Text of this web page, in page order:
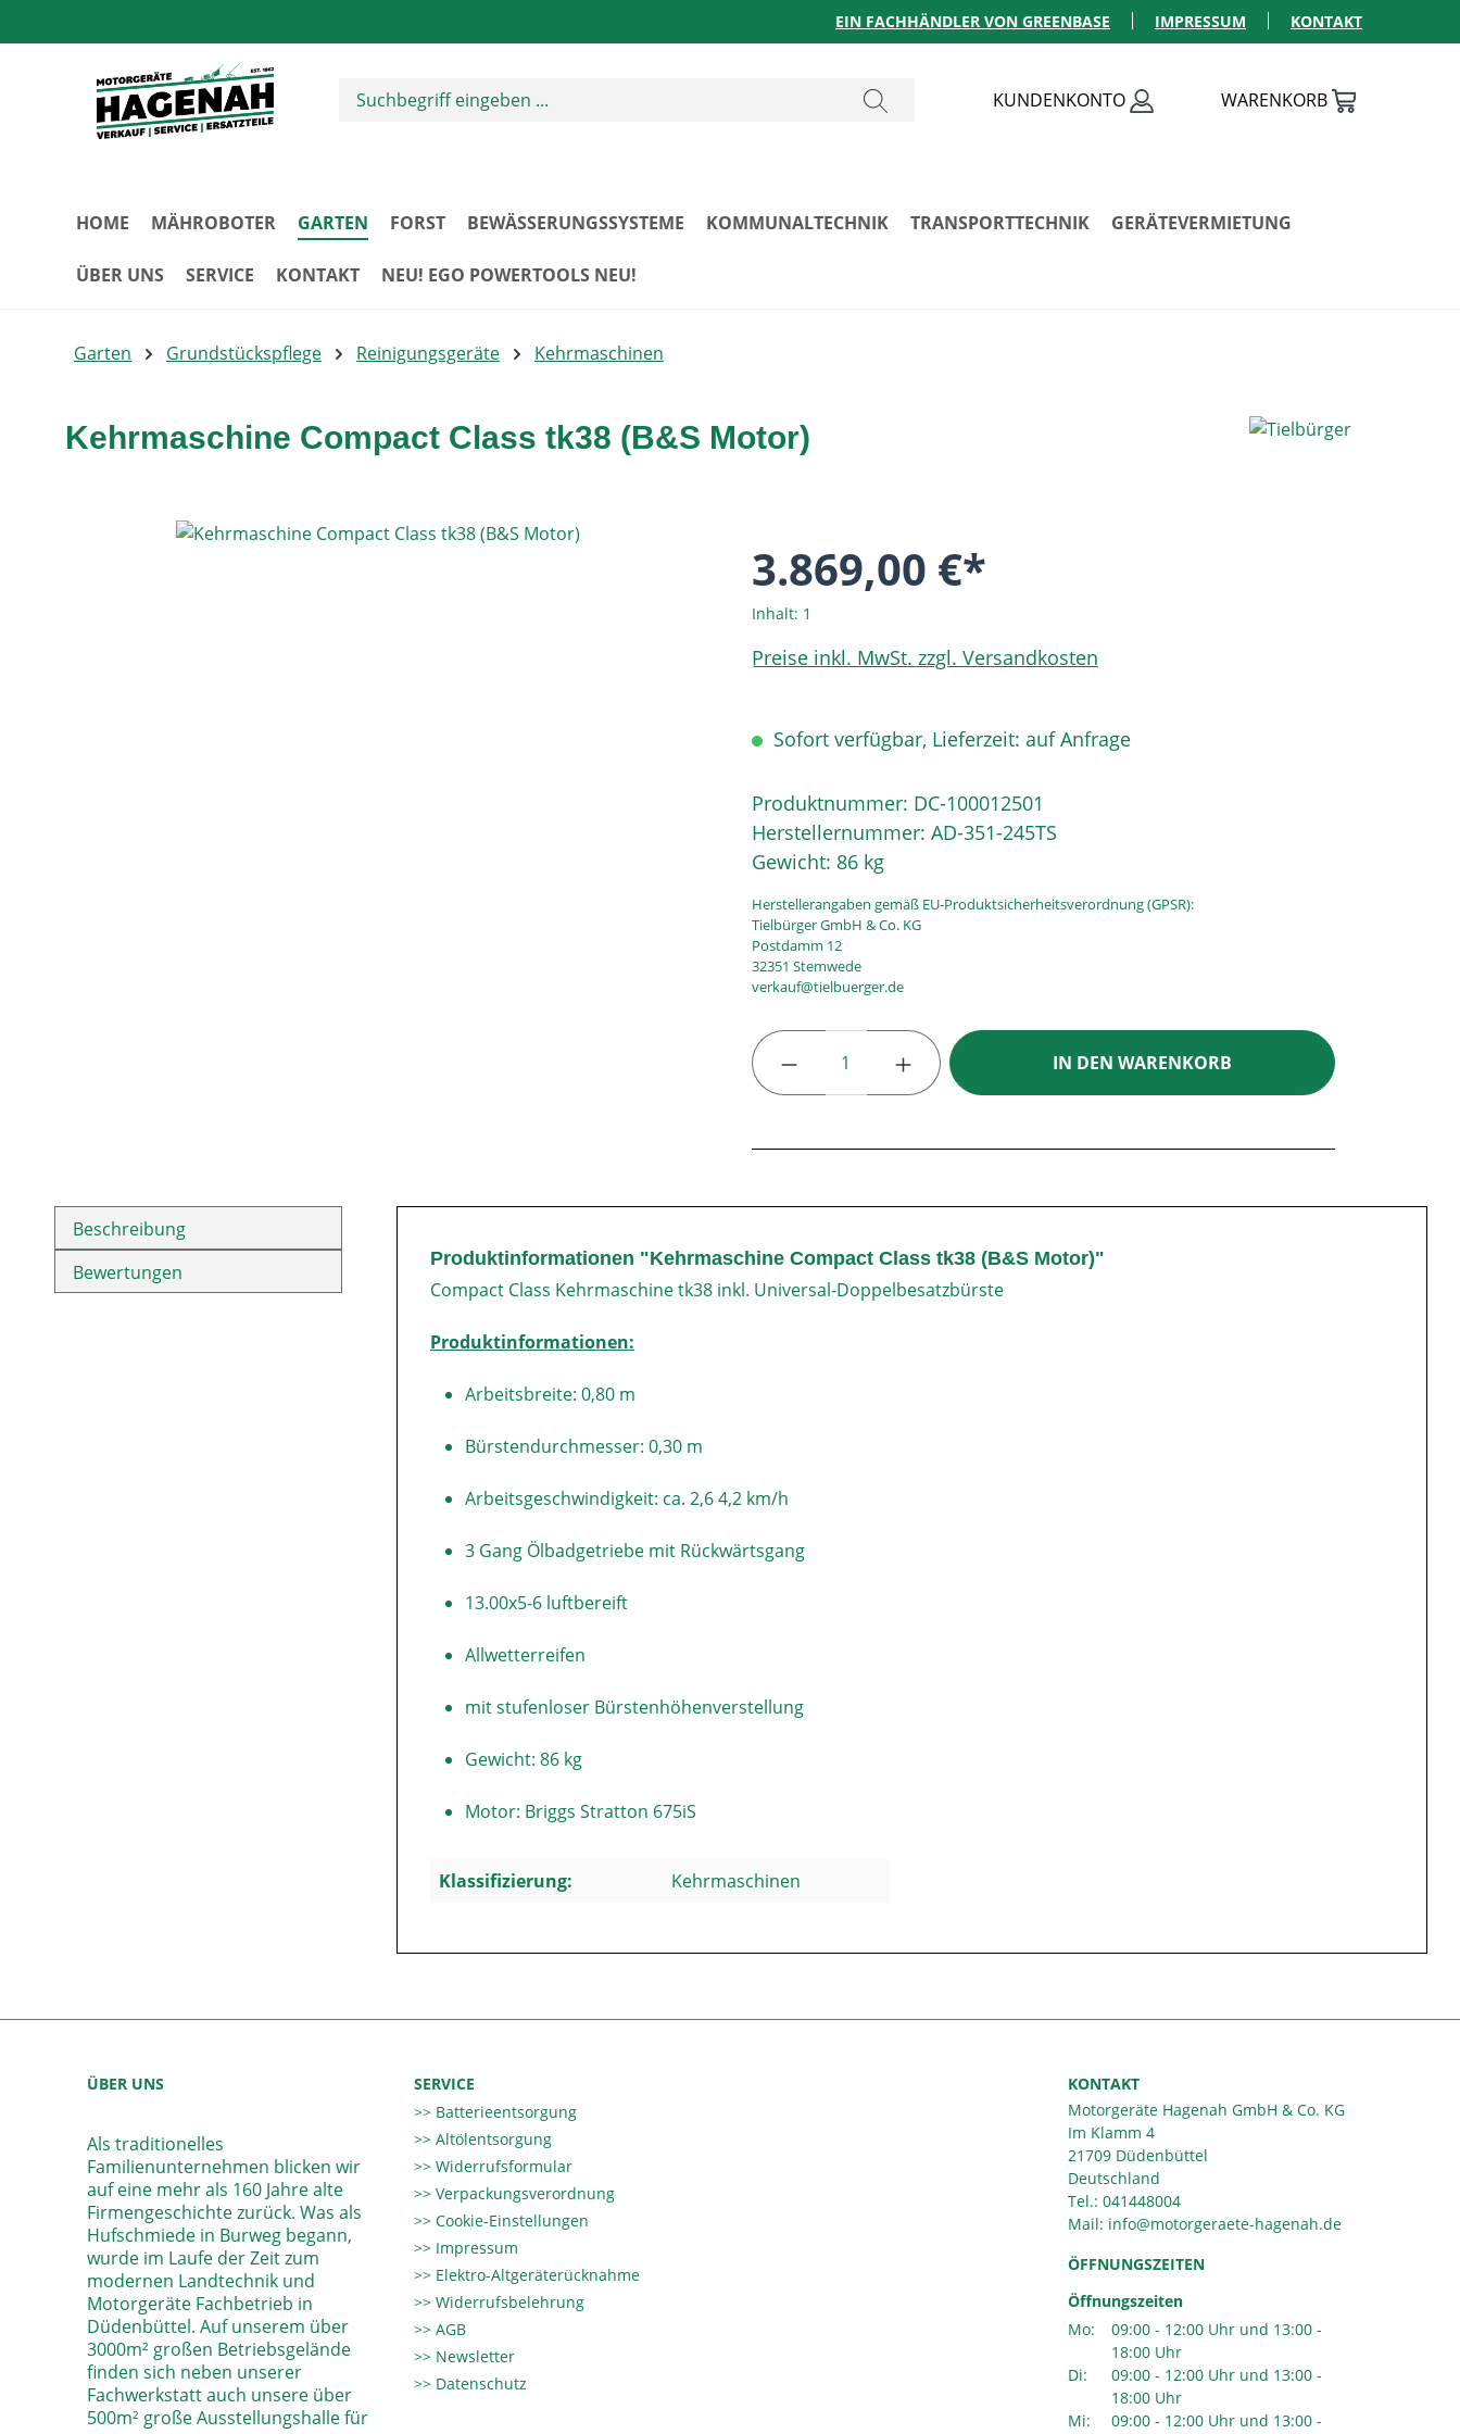
EIN FACHHÄNDLER VON GREENBASE IMPRESSUM KONTAKT
KUNDENKONTO WARENKORB
HOME MÄHROBOTER GARTEN FORST BEWÄSSERUNGSSYSTEME KOMMUNALTECHNIK TRANSPORTTECHNIK GERÄTEVERMIETUNG
ÜBER UNS SERVICE KONTAKT NEU! EGO POWERTOOLS NEU!
Garten Grundstückspflege Reinigungsgeräte Kehrmaschinen
Kehrmaschine Compact Class tk38 (B&S Motor)
Bildergalerie überspringen
3.869,00 €*
Inhalt: 1
Preise inkl. MwSt. zzgl. Versandkosten
Sofort verfügbar, Lieferzeit: auf Anfrage
Produktnummer: DC-100012501
Herstellernummer: AD-351-245TS
Gewicht: 86 kg
Herstellerangaben gemäß EU-Produktsicherheitsverordnung (GPSR):
Tielbürger GmbH & Co. KG
Postdamm 12
32351 Stemwede
verkauf@tielbuerger.de
Produkt Anzahl: Gib den gewünschten Wert ein oder
IN DEN WARENKORB
Beschreibung
Bewertungen
Produktinformationen "Kehrmaschine Compact Class tk38 (B&S Motor)"
Compact Class Kehrmaschine tk38 inkl. Universal-Doppelbesatzbürste
Produktinformationen:
Arbeitsbreite: 0,80 m
Bürstendurchmesser: 0,30 m
Arbeitsgeschwindigkeit: ca. 2,6 4,2 km/h
3 Gang Ölbadgetriebe mit Rückwärtsgang
13.00x5-6 luftbereift
Allwetterreifen
mit stufenloser Bürstenhöhenverstellung
Gewicht: 86 kg
Motor: Briggs Stratton 675iS
Klassifizierung: Kehrmaschinen
ÜBER UNS
Als traditionelles
Familienunternehmen blicken wir
auf eine mehr als 160 Jahre alte
Firmengeschichte zurück. Was als
Hufschmiede in Burweg begann,
wurde im Laufe der Zeit zum
modernen Landtechnik und
Motorgeräte Fachbetrieb in
Düdenbüttel. Auf unserem über
3000m² großen Betriebsgelände
finden sich neben unserer
Fachwerkstatt auch unsere über
500m² große Ausstellungshalle für
SERVICE
Batterieentsorgung
Altölentsorgung
Widerrufsformular
Verpackungsverordnung
Cookie-Einstellungen
Impressum
Elektro-Altgeräterücknahme
Widerrufsbelehrung
AGB
Newsletter
Datenschutz
KONTAKT
Motorgeräte Hagenah GmbH & Co. KG
Im Klamm 4
21709 Düdenbüttel
Deutschland
Tel.: 041448004
Mail:
ÖFFNUNGSZEITEN
Öffnungszeiten
Mo:
09:00 - 12:00 Uhr und 13:00 -
18:00 Uhr
Di:
09:00 - 12:00 Uhr und 13:00 -
18:00 Uhr
Mi:
09:00 - 12:00 Uhr und 13:00 -